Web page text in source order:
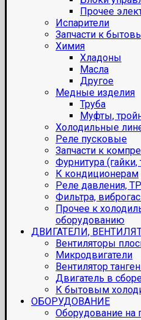
Прочее
Испарители
Запчасти к
Химия
Хладоны
Масла
Другое
Медные изделия
Труба
Муфты,
Холодильные
Реле пусковые
Запчасти к
Фурнитура (гайки,
К кондиционерам
Реле давления,
Фильтра,
Прочее к
оборудованию
ДВИГАТЕЛИ,
Вентиляторы
Микродвигатели
Вентилятор
Двигатель в
К бытовым
ОБОРУДОВАНИЕ
Оборудование на